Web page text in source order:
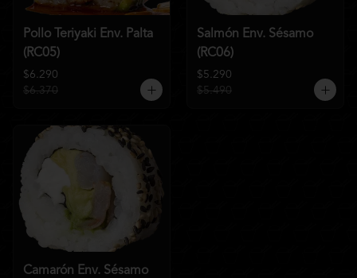
Pollo Teriyaki Env. Palta
(RC05)
$6.290
$6.370
Salmón Env. Sésamo
(RC06)
$5.290
$5.490
Camarón Env. Sésamo